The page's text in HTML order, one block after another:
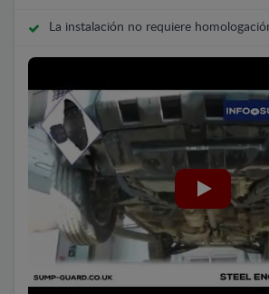
La instalación no requiere